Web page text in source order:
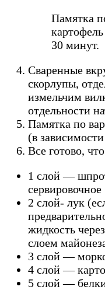
Памятка
30 минут.
Сваренные
скорлупы,
измельчим
отдельности
Памятка по
(в
Все готово,
1 слой —
2 слой- лук
жидкость
слоем
3 слой —
4 слой —
5 слой —